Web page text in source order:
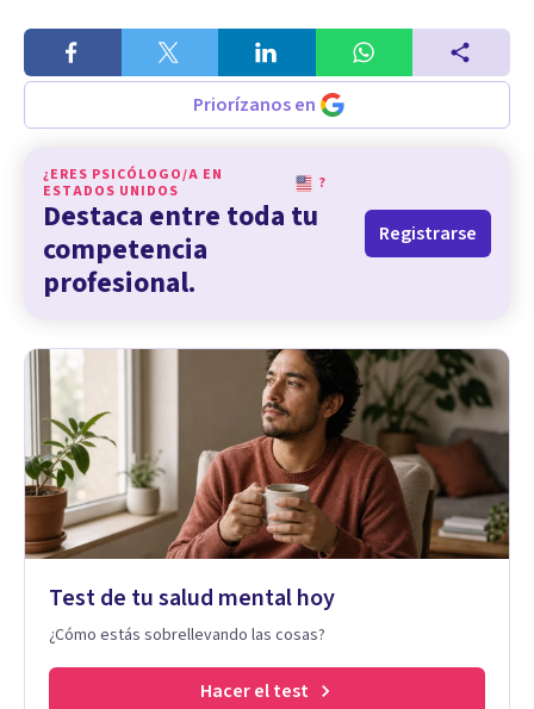
Priorízanos en
¿ERES PSICÓLOGO/A EN
ESTADOS UNIDOS
?
Destaca entre toda tu
competencia
profesional.
Registrarse
Test de tu salud mental hoy
¿Cómo estás sobrellevando las cosas?
Hacer el test